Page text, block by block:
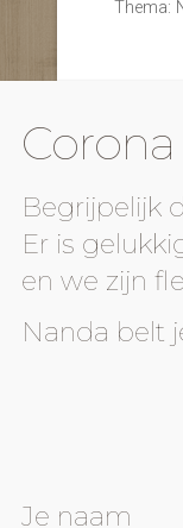
Thema:
Begrijpelijk
Er is
en we zijn
Nanda belt
Je naam